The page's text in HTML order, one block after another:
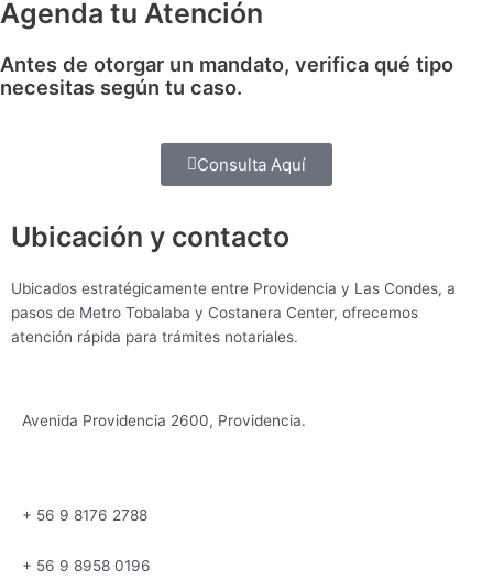
Agenda tu Atención
Antes de otorgar un mandato, verifica qué tipo
necesitas según tu caso.
Consulta Aquí
Ubicación y contacto
Ubicados estratégicamente entre Providencia y Las Condes, a
pasos de Metro Tobalaba y Costanera Center, ofrecemos
atención rápida para trámites notariales.
Avenida Providencia 2600, Providencia.
+ 56 9 8176 2788
+ 56 9 8958 0196